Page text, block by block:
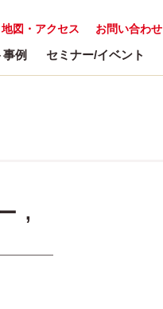
お問い合わせ
地図・アクセス
例 セミナー/イベント
,